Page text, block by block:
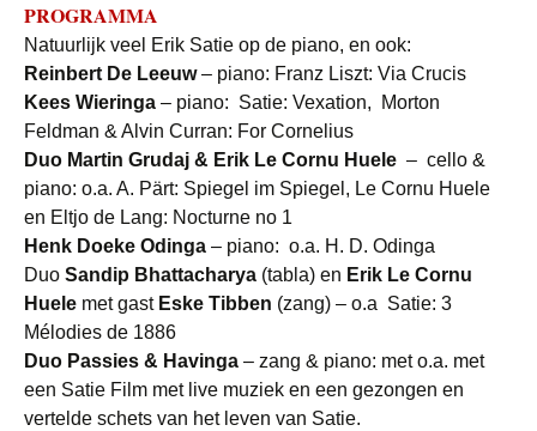
PROGRAMMA
Natuurlijk veel Erik Satie op de piano, en ook:
Reinbert De Leeuw– piano: Franz Liszt: Via Crucis
Kees Wieringa – piano: Satie: Vexation, Morton
Feldman & Alvin Curran: For Cornelius
Duo Martin Grudaj & Erik Le Cornu Huele – cello &
piano: o.a. A. Pärt: Spiegel im Spiegel, Le Cornu Huele
en Eltjo de Lang: Nocturne no 1
Henk Doeke Odinga – piano: o.a. H. D. Odinga
Duo Sandip Bhattacharya (tabla) en Erik Le Cornu
Huele met gast Eske Tibben (zang) – o.a Satie: 3
Mélodies de 1886
Duo Passies & Havinga – zang & piano: met o.a. met
een Satie Film met live muziek en een gezongen en
vertelde schets van het leven van Satie.